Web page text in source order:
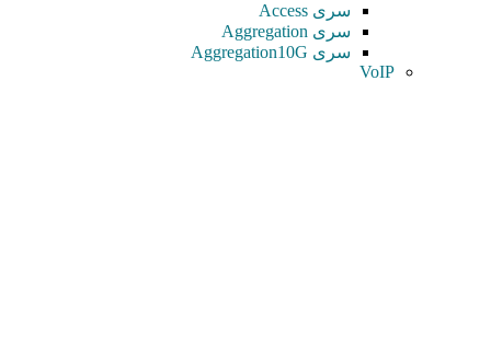
سری Access
سری Aggregation
سری Aggregation10G
VoIP